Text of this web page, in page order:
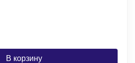
В корзину